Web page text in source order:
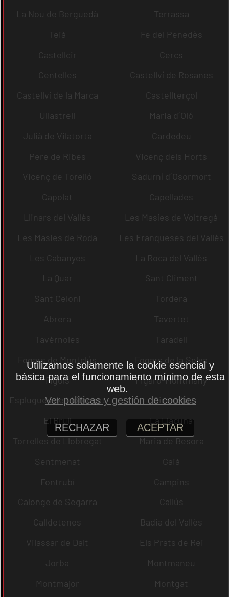
La Nou de Berguedà
Terrassa
Teià
Fe del Penedès
Castellcir
Cercs
Centelles
Castellví de Rosanes
Castellví de la Marca
Castellterçol
Ullastrell
Maria d´Oló
Julià de Vilatorta
Cardedeu
Pere de Ribes
Vicenç dels Horts
Vicenç de Torelló
Sadurní d´Osormort
Capolat
Capellades
Llinars del Vallès
Les Masíes de Voltregà
Les Masies de Roda
Les Franqueses del Vallès
Les Cabanyes
La Roca del Vallès
La Quar
Sant Climent
Sant Celoni
Tordera
Abrera
Tavertet
Tavèrnoles
Taradell
Fogars de Montclús
Fogars de la Selva
Fígols
Figaró-Montmany
Esplugues de Llobregat
Gironella
El Brull
La Llacuna
Torrelles de Llobregat
Maria de Besora
Sentmenat
Gaià
Fontrubí
Campins
Calonge de Segarra
Callús
Calldetenes
Badia del Vallès
Vilassar de Dalt
Els Prats de Rei
Jorba
Montmaneu
Montmajor
Montgat
Utilizamos solamente la cookie esencial y
básica para el funcionamiento mínimo de esta
web.
Ver políticas y gestión de cookies
RECHAZAR ACEPTAR